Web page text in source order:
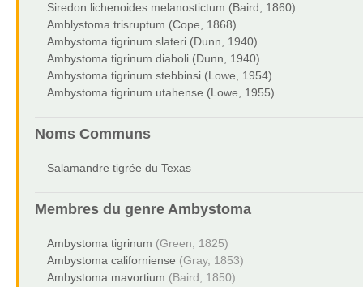
Siredon lichenoides melanostictum (Baird, 1860)
Amblystoma trisruptum (Cope, 1868)
Ambystoma tigrinum slateri (Dunn, 1940)
Ambystoma tigrinum diaboli (Dunn, 1940)
Ambystoma tigrinum stebbinsi (Lowe, 1954)
Ambystoma tigrinum utahense (Lowe, 1955)
Noms Communs
Salamandre tigrée du Texas
Membres du genre Ambystoma
Ambystoma tigrinum (Green, 1825)
Ambystoma californiense (Gray, 1853)
Ambystoma mavortium (Baird, 1850)